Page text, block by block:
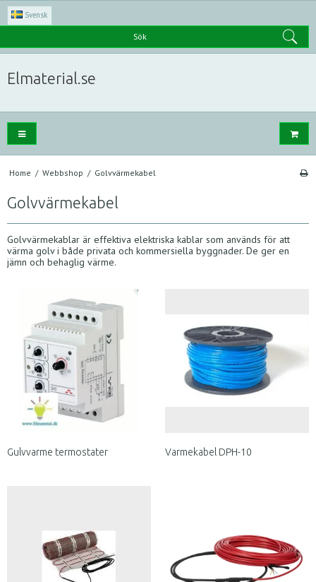
Svensk
Sök
Elmaterial.se
Home / Webbshop / Golvvärmekabel
Golvvärmekabel
Golvvärmekablar är effektiva elektriska kablar som används för att
värma golv i både privata och kommersiella byggnader. De ger en
jämn och behaglig värme.
Gulvvarme termostater Varmekabel DPH-10